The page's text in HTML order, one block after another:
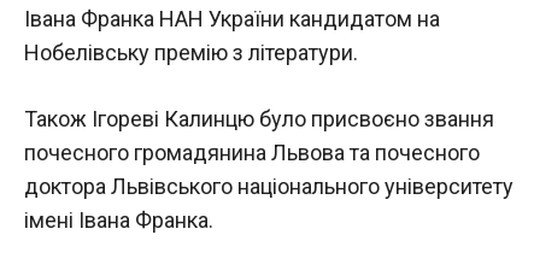
Івана Франка НАН України кандидатом на
Нобелівську премію з літератури.
Також Ігореві Калинцю було присвоєно звання
почесного громадянина Львова та почесного
доктора Львівського національного університету
імені Івана Франка.